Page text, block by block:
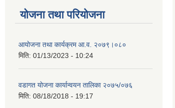
योजना तथा परियोजना
आयोजना तथा कार्यक्रम आ.व. २०७९।०८०
मिति: 01/13/2023 - 10:24
वडागत योजना कार्यान्वयन तालिका २०७५/०७६
मिति: 08/18/2018 - 19:17